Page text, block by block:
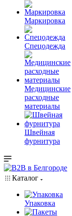
Маркировка
Спецодежда
Медицинские
расходные
материалы
Швейная
фурнитура
Каталог
Упаковка